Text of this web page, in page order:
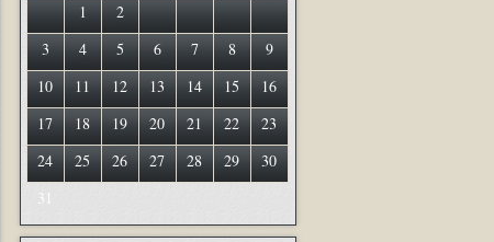
1
2
3
4 5 6 7 8
9
10
11 12 13 14 15
16
17
18 19 20 21 22
23
24
25 26 27 28 29
30
31